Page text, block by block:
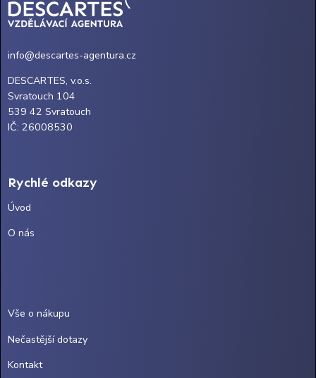
info@descartes-agentura.cz
DESCARTES, v.o.s.
Svratouch 104
539 42 Svratouch
IČ: 26008530
Rychlé odkazy
Úvod
O nás
Vše o nákupu
Nečastější dotazy
Kontakt